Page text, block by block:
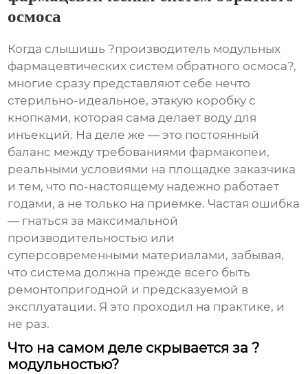
осмоса
Когда слышишь ?производитель модульных
фармацевтических систем обратного осмоса?,
многие сразу представляют себе нечто
стерильно-идеальное, этакую коробку с
кнопками, которая сама делает воду для
инъекций. На деле же — это постоянный
баланс между требованиями фармакопеи,
реальными условиями на площадке заказчика
и тем, что по-настоящему надежно работает
годами, а не только на приемке. Частая ошибка
— гнаться за максимальной
производительностью или
суперсовременными материалами, забывая,
что система должна прежде всего быть
ремонтопригодной и предсказуемой в
эксплуатации. Я это проходил на практике, и
не раз.
Что на самом деле скрывается за ?
модульностью?